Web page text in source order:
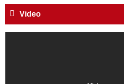
ngày 11 tháng 3
Video